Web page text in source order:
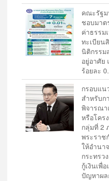
คณะรัฐ
ชอบมาต
ค่าธรรม
ทะเบียน
นิติกรรม
อยู่อาศัย
ร้อยละ
กรอบแน
สำหรับก
พิจารณา
หรือโคร
กลุ่มที่ 2
พระราช
ให้อำนาจ
กระทรว
กู้เงินเพื่
ปัญหาผล